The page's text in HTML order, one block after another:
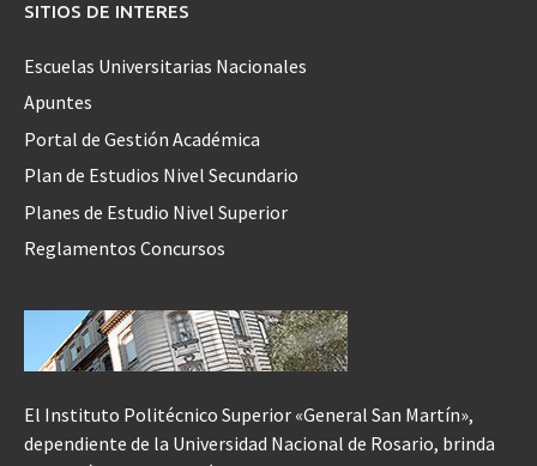
SITIOS DE INTERES
Escuelas Universitarias Nacionales
Apuntes
Portal de Gestión Académica
Plan de Estudios Nivel Secundario
Planes de Estudio Nivel Superior
Reglamentos Concursos
El Instituto Politécnico Superior «General San Martín»,
dependiente de la Universidad Nacional de Rosario, brinda